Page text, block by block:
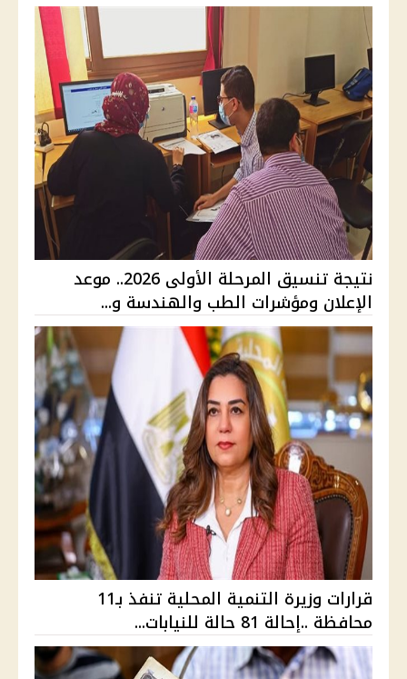
نتيجة تنسيق المرحلة الأولى 2026.. موعد
الإعلان ومؤشرات الطب والهندسة و...
قرارات وزيرة التنمية المحلية تنفذ بـ11
محافظة ..إحالة 81 حالة للنيابات...